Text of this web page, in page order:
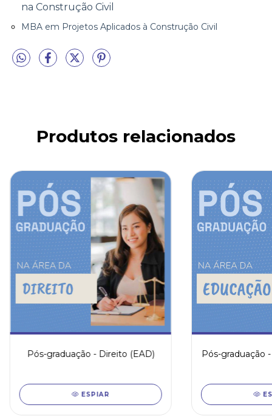
na Construção Civil
MBA em Projetos Aplicados à Construção Civil
Produtos relacionados
Pós-graduação - Direito (EAD)
ESPIAR
Pós-graduação